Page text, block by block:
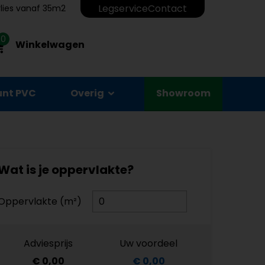
vanaf 35m2 LegserviceContact
0 Winkelwagen
PVC Overig Showroom
is je oppervlakte?
(m²)
Adviesprijs
€ 0,00
Uw voordeel
€ 0,00